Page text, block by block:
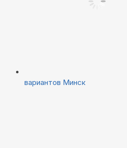
вариантов Минск